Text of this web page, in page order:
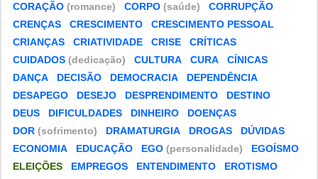
CORAÇÃO (romance) CORPO (saúde)
CORRUPÇÃO
CRENÇAS
CRESCIMENTO
CRESCIMENTO PESSOAL
CRIANÇAS
CRIATIVIDADE CRISE
CRÍTICAS
CUIDADOS (dedicação) CULTURA CURA
CÍNICAS
DANÇA
DECISÃO DEMOCRACIA
DEPENDÊNCIA
DESAPEGO
DESEJO DESPRENDIMENTO
DESTINO
DEUS
DIFICULDADES DINHEIRO
DOENÇAS
DOR (sofrimento) DRAMATURGIA DROGAS
DÚVIDAS
ECONOMIA
EDUCAÇÃO EGO (personalidade)
EGOÍSMO
ELEIÇÕES
EMPREGOS ENTENDIMENTO
EROTISMO